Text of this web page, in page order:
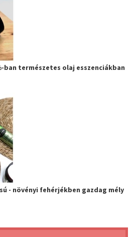
ban természetes olaj esszenciákban
- növényi fehérjékben gazdag mély